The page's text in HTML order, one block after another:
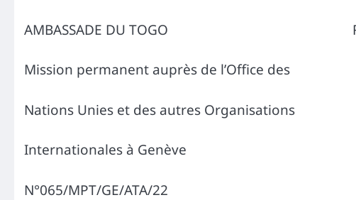
AMBASSADE DU TOGO
Mission permanent auprès de l’Office des
Nations Unies et des autres Organisations
Internationales à Genève
N°065/MPT/GE/ATA/22